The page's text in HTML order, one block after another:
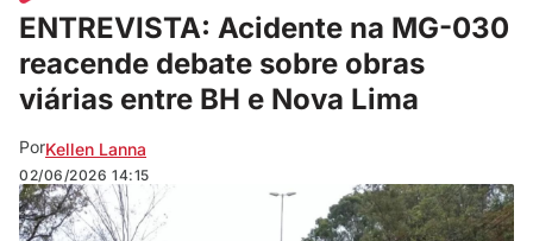
ENTREVISTA: Acidente na MG-030
reacende debate sobre obras
viárias entre BH e Nova Lima
PorKellen Lanna
02/06/2026 14:15